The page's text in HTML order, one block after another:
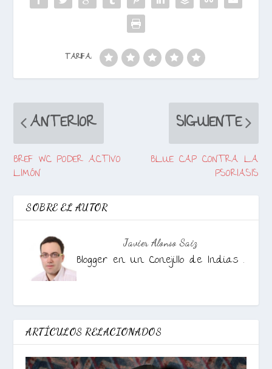
TARIFA:
ANTERIOR
BREF WC PODER ACTIVO
LIMÓN
SIGUIENTE
BLUE CAP CONTRA LA
PSORIASIS
SOBRE EL AUTOR
Javier Alonso Saiz
Blogger en Un Conejillo de Indias .
ARTÍCULOS RELACIONADOS